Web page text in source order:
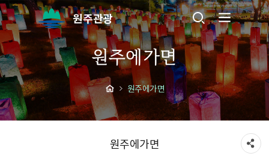
원주관광
원주에가면
원주에가면
원주에가면